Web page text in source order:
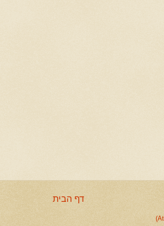
דף הבית